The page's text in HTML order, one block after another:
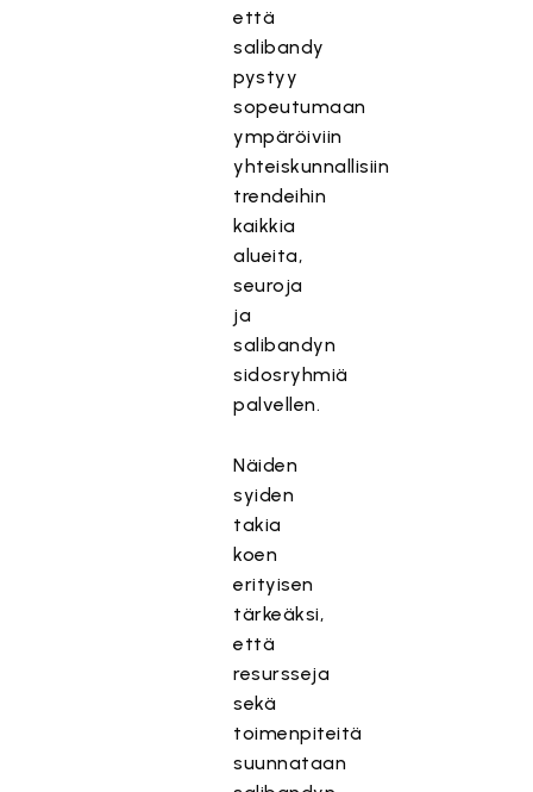
että
salibandy
pystyy
sopeutumaan
ympäröiviin
yhteiskunnallisiin
trendeihin
kaikkia
alueita,
seuroja
ja
salibandyn
sidosryhmiä
palvellen.
Näiden
syiden
takia
koen
erityisen
tärkeäksi,
että
resursseja
sekä
toimenpiteitä
suunnataan